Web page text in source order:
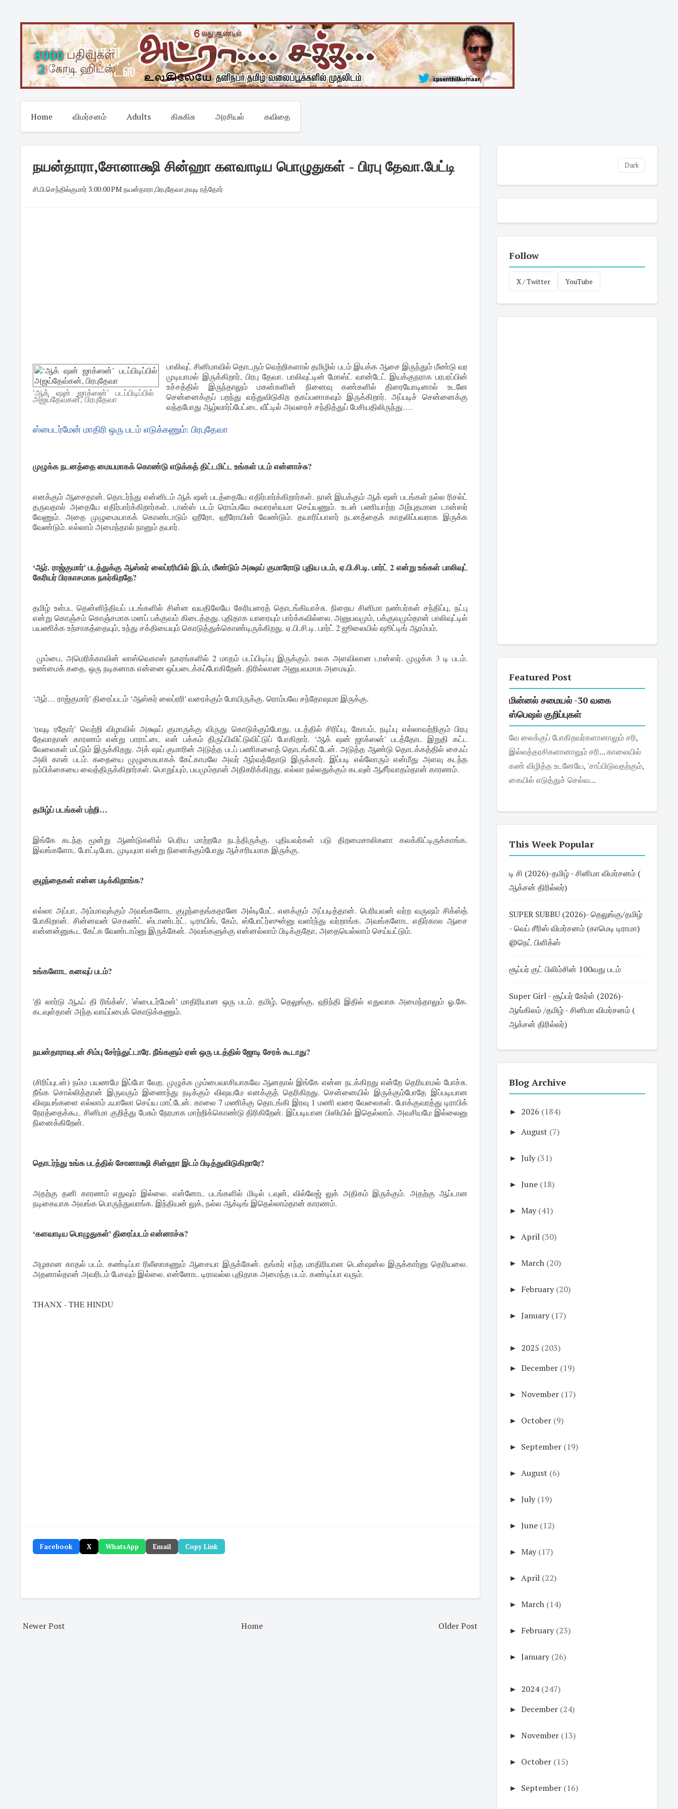
content
Home விமர்சனம் Adults கிசுகிசு அரசியல் கவிதை
நயன்தாரா,சோனாக்ஷி சின்ஹா களவாடிய பொழுதுகள் - பிரபு தேவா.பேட்டி
சி.பி.செந்தில்குமார் 3:00:00 PM ·நயன்தாரா,பிரபுதேவா,ரவுடி ரத்தோர்
‘ஆக் ஷன் ஜாக்ஸன்’ படப்பிடிப்பில்
அஜய்தேவ்கன், பிரபுதேவா
பாலிவுட் சினிமாவில் தொடரும் வெற்றிகளால் தமிழில் படம் இயக்க ஆசை இருந்தும் மீண்டு வர
முடியாமல் இருக்கிறார், பிரபு தேவா. பாலிவுட்டின் மோஸ்ட் வான்டேட் இயக்குநராக பரபரப்பின்
உச்சத்தில் இருந்தாலும் மகன்களின் நினைவு கண்களில் திரையோடினால் உடனே
சென்னைக்குப் பறந்து வந்துவிடுகிற தகப்பனாகவும் இருக்கிறார். அப்படிச் சென்னைக்கு
வந்தபோது ஆழ்வார்ப்பேட்டை வீட்டில் அவரைச் சந்தித்துப் பேசியதிலிருந்து….
ஸ்பைடர்மேன் மாதிரி ஒரு படம் எடுக்கணும்: பிரபுதேவா
முழுக்க நடனத்தை மையமாகக் கொண்டு எடுக்கத் திட்டமிட்ட உங்கள் படம் என்னாச்சு?
எனக்கும் ஆசைதான். தொடர்ந்து என்னிடம் ஆக் ஷன் படத்தையே எதிர்பார்க்கிறார்கள். நான் இயக்கும் ஆக் ஷன் படங்கள் நல்ல ரிசல்ட்
தருவதால் அதையே எதிர்பார்க்கிறார்கள். டான்ஸ் படம் ரொம்பவே சுவாரஸ்யமா செய்யணும். உடன் பணியாற்ற அற்புதமான டான்ஸர்
வேணும். அதை முழுமையாகக் கொண்டாடும் ஹீரோ, ஹீரோயின் வேண்டும். தயாரிப்பாளர் நடனத்தைக் காதலிப்பவராக இருக்க
வேண்டும். எல்லாம் அமைந்தால் நானும் தயார்.
‘ஆர். ராஜ்குமார்' படத்துக்கு ஆஸ்கர் லைப்ரரியில் இடம், மீண்டும் அக்ஷய் குமாரோடு புதிய படம், ஏ.பி.சி.டி. பார்ட் 2 என்று உங்கள் பாலிவுட்
கேரியர் பிரகாசமாக நகர்கிறதே?
தமிழ் உள்பட தென்னிந்தியப் படங்களில் சின்ன வயதிலேயே கேரியரைத் தொடங்கியாச்சு. நிறைய சினிமா நண்பர்கள் சந்திப்பு, நட்பு
என்று கொஞ்சம் கொஞ்சமாக மனப் பக்குவம் கிடைத்தது. புதிதாக யாரையும் பார்க்கவில்லை. அனுபவமும், பக்குவமும்தான் பாலிவுட்டில்
பயணிக்க உற்சாகத்தையும், உந்து சக்தியையும் கொடுத்துக்கொண்டிருக்கிறது. ஏ.பி.சி.டி. பார்ட் 2 ஜூலையில் ஷூட்டிங் ஆரம்பம்.
மும்பை, அமெரிக்காவின் லாஸ்வெகாஸ் நகரங்களில் 2 மாதம் படப்பிடிப்பு இருக்கும். உலக அளவிலான டான்ஸர். முழுக்க 3 டி படம்.
உண்மைக் கதை. ஒரு நடிகனாக என்னை ஒப்படைக்கப்போகிறேன். திரில்லான அனுபவமாக அமையும்.
‘ஆர்… ராஜ்குமார்' திரைப்படம் ‘ஆஸ்கர் லைப்ரரி' வரைக்கும் போயிருக்கு. ரொம்பவே சந்தோஷமா இருக்கு.
‘ரவுடி ரதோர்' வெற்றி விழாவில் அக்ஷய் குமாருக்கு விருது கொடுக்கும்போது, படத்தில் சிரிப்பு, கோபம், நடிப்பு எல்லாவற்றிகும் பிரபு
தேவாதான் காரணம் என்று பாராட்டை என் பக்கம் திருப்பிவிட்டுவிட்டுப் போகிறார். ‘ஆக் ஷன் ஜாக்ஸன்' படத்தோட இறுதி கட்ட
வேலைகள் மட்டும் இருக்கிறது. அக் ஷய் குமாரின் அடுத்த படப் பணிகளைத் தொடங்கிட்டேன். அடுத்த ஆண்டு தொடக்கத்தில் சைஃப்
அலி கான் படம். கதையை முழுமையாகக் கேட்காமலே அவர் ஆர்வத்தோடு இருக்கார். இப்படி எல்லோரும் என்மீது அளவு கடந்த
நம்பிக்கையை வைத்திருக்கிறார்கள். பொறுப்பும், பயமும்தான் அதிகரிக்கிறது. எல்லா நல்லதுக்கும் கடவுள் ஆசீர்வாதம்தான் காரணம்.
தமிழ்ப் படங்கள் பற்றி…
இங்கே கடந்த மூன்று ஆண்டுகளில் பெரிய மாற்றமே நடந்திருக்கு. புதியவர்கள் படு திறமைசாலிகளா கலக்கிட்டிருக்காங்க.
இவங்களோட போட்டிபோட முடியுமா என்று நினைக்கும்போது ஆச்சரியமாக இருக்கு.
குழந்தைகள் என்ன படிக்கிறாங்க?
எல்லா அப்பா, அம்மாவுக்கும் அவங்களோட குழந்தைங்கதானே அல்டிமேட். எனக்கும் அப்படித்தான். பெரியவன் வர்ற வருஷம் சிக்ஸ்த்
போகிறான். சின்னவன் செகண்ட் ஸ்டாண்டர்ட். டிராயிங், கேம், ஸ்போட்ர்ஸுன்னு வளர்ந்து வர்றாங்க. அவங்களோட எதிர்கால ஆசை
என்னன்னுகூட கேட்க வேண்டாம்னு இருக்கேன். அவங்களுக்கு என்னல்லாம் பிடிக்குதோ, அதையெல்லாம் செய்யட்டும்.
உங்களோட கனவுப் படம்?
'தி லார்டு ஆஃப் தி ரிங்க்ஸ்', 'ஸ்பைடர்மேன்' மாதிரியான ஒரு படம். தமிழ், தெலுங்கு, ஹிந்தி இதில் எதுவாக அமைந்தாலும் ஓ.கே.
கடவுள்தான் அந்த வாய்ப்பைக் கொடுக்கணும்.
நயன்தாராவுடன் சிம்பு சேர்ந்துட்டாரே. நீங்களும் ஏன் ஒரு படத்தில் ஜோடி சேரக் கூடாது?
(சிரிப்புடன்) நம்ம பயணமே இப்போ வேற. முழுக்க மும்பைவாசியாகவே ஆனதால் இங்கே என்ன நடக்கிறது என்றே தெரியாமல் போச்சு.
நீங்க சொல்லித்தான் இருவரும் இணைந்து நடிக்கும் விஷயமே எனக்குத் தெரிகிறது. சென்னையில் இருக்கும்போதே இப்படியான
விஷயங்களை எல்லாம் ஃபாலோ செய்ய மாட்டேன். காலை 7 மணிக்கு தொடங்கி இரவு 1 மணி வரை வேலைகள். போக்குவரத்து டிராபிக்
நேரத்தைக்கூட சினிமா குறித்து பேசும் நேரமாக மாற்றிக்கொண்டு திரிகிறேன். இப்படியான பிஸியில் இதெல்லாம். அவசியமே இல்லைனு
நினைக்கிறேன்.
தொடர்ந்து உங்க படத்தில் சோனாக்ஷி சின்ஹா இடம் பிடித்துவிடுகிறாரே?
அதற்கு தனி காரணம் எதுவும் இல்லை. என்னோட படங்களில் மிடில் டவுன், வில்லேஜ் லுக் அதிகம் இருக்கும். அதற்கு ஆப்டான
நடிகையாக அவங்க பொருந்துவாங்க. இந்தியன் லுக், நல்ல ஆக்டிங் இதெல்லாம்தான் காரணம்.
‘களவாடிய பொழுதுகள்' திரைப்படம் என்னாச்சு?
அழகான காதல் படம். கண்டிப்பா ரிலீஸாகணும் ஆசையா இருக்கேன். தங்கர் எந்த மாதிரியான டென்ஷன்ல இருக்கார்னு தெரியலை.
அதனால்தான் அவரிடம் பேசவும் இல்லை. என்னோட டிராவல்ல புதிதாக அமைந்த படம். கண்டிப்பா வரும்.
THANX - THE HINDU
Facebook X WhatsApp Email Copy Link
Newer Post Older Post
Home
Dark
Follow
X / Twitter YouTube
Featured Post
மின்னல் சமையல் -30 வகை
ஸ்பெஷல் குறிப்புகள்
வே லைக்குப் போகிறவர்களானாலும் சரி,
இல்லத்தரசிகளானாலும் சரி... காலையில்
கண் விழித்த உடனேயே, 'சாப்பிடுவதற்கும்,
கையில் எடுத்துச் செல்வ...
This Week Popular
டி சி (2026)-தமிழ் - சினிமா விமர்சனம் (
ஆக்சன் திரில்லர்)
SUPER SUBBU (2026)- தெலுங்கு/தமிழ்
- வெப் சீரிஸ் விமர்சனம் (காமெடி டிராமா)
@நெட் பிளிக்ஸ்
சூப்பர் குட் பிலிம்சின் 100வது படம்
Super Girl - சூப்பர் கேர்ள் (2026)-
ஆங்கிலம் /தமிழ் - சினிமா விமர்சனம் (
ஆக்சன் திரில்லர்)
Blog Archive
► 2026 (184)
► August (7)
► July (31)
► June (18)
► May (41)
► April (30)
► March (20)
► February (20)
► January (17)
► 2025 (203)
► December (19)
► November (17)
► October (9)
► September (19)
► August (6)
► July (19)
► June (12)
► May (17)
► April (22)
► March (14)
► February (23)
► January (26)
► 2024 (247)
► December (24)
► November (13)
► October (15)
► September (16)